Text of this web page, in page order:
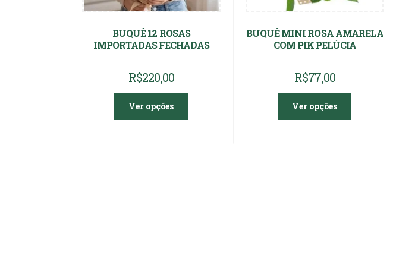
BUQUÊ 12 ROSAS
IMPORTADAS FECHADAS
R$220,00
Ver opções
BUQUÊ MINI ROSA AMARELA
COM PIK PELÚCIA
R$77,00
Ver opções